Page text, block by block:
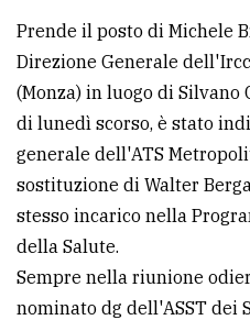
PRIVACY
Privacy
policy
Cookie
policy
Prende il posto di Michele
Direzione Generale
(Monza) in luogo di Silvano
di lunedì scorso, è stato
generale dell'ATS
sostituzione di Walter
stesso incarico nella
della Salute.
Sempre nella riunione
nominato dg dell'ASST dei